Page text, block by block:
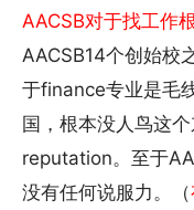
AACSB对于找工作
AACSB14个创始校
于finance专业是毛
国，根本没人鸟这
reputation。至于
没有任何说服力。（